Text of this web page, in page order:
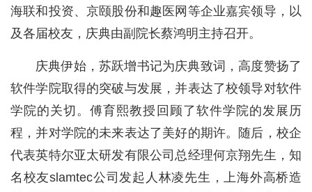
海联和投资、京颐股份和趣医网等企业嘉宾领导，以
及各届校友，庆典由副院长蔡鸿明主持召开。
庆典伊始，苏跃增书记为庆典致词，高度赞扬了
软件学院取得的突破与发展，并表达了校领导对软件
学院的关切。傅育熙教授回顾了软件学院的发展历
程，并对学院的未来表达了美好的期许。随后，校企
代表英特尔亚太研发有限公司总经理何京翔先生，知
名校友slamtec公司发起人林凌先生，上海外高桥造